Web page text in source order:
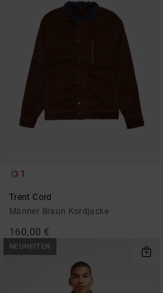
1
Trent Cord
Männer Braun Kordjacke
160,00 €
NEUHEITEN